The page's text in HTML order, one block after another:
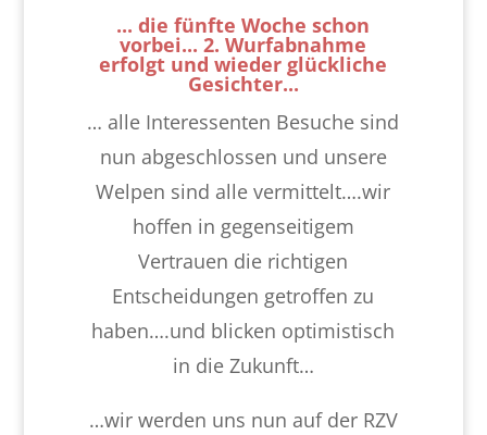
... die fünfte Woche schon
vorbei... 2. Wurfabnahme
erfolgt und wieder glückliche
Gesichter...
… alle Interessenten Besuche sind
nun abgeschlossen und unsere
Welpen sind alle vermittelt….wir
hoffen in gegenseitigem
Vertrauen die richtigen
Entscheidungen getroffen zu
haben….und blicken optimistisch
in die Zukunft…
…wir werden uns nun auf der RZV